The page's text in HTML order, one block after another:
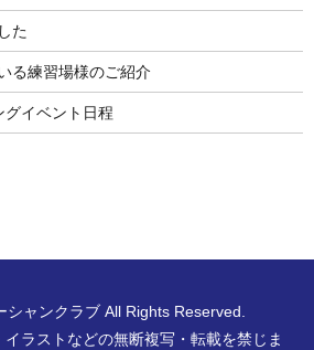
た
る練習場様のご紹介
イベント日程
ャンクラブ All Rights Reserved.
イラストなどの無断複写・転載を禁じま